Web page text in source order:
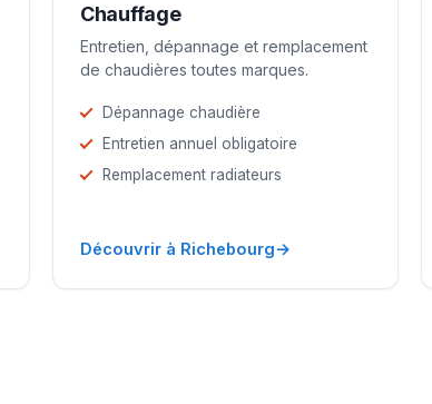
Chauffage
Entretien, dépannage et remplacement
de chaudières toutes marques.
Dépannage chaudière
Entretien annuel obligatoire
Remplacement radiateurs
Découvrir à Richebourg→